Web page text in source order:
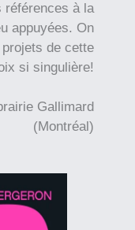
références à la
appuyées. On
de cette
si singulière!
Gallimard
(Montréal)